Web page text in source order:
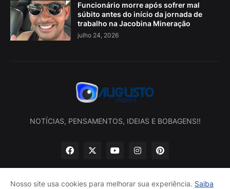
Funcionário morre após sofrer mal
súbito antes do início da jornada de
trabalho na Jacobina Mineração
julho 24, 2026
NOTÍCIAS, PENSAMENTOS, IDEIAS E BOBAGENS!!
Nosso site usa cookies para melhorar sua experiência. Saiba